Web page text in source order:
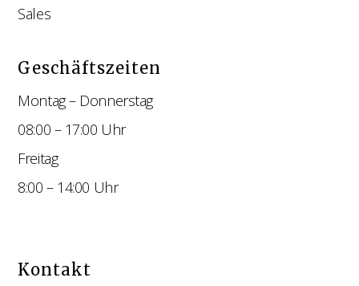
Sales
Geschäftszeiten
Montag – Donnerstag
08:00 – 17:00 Uhr
Freitag
8:00 – 14:00 Uhr
Kontakt